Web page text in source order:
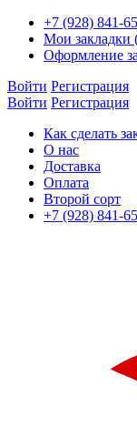
+7 (928) 841-
Мои закладки
Оформление
Войти Регистрация
Войти Регистрация
Как сделать
О нас
Доставка
Оплата
Второй сорт
+7 (928) 841-